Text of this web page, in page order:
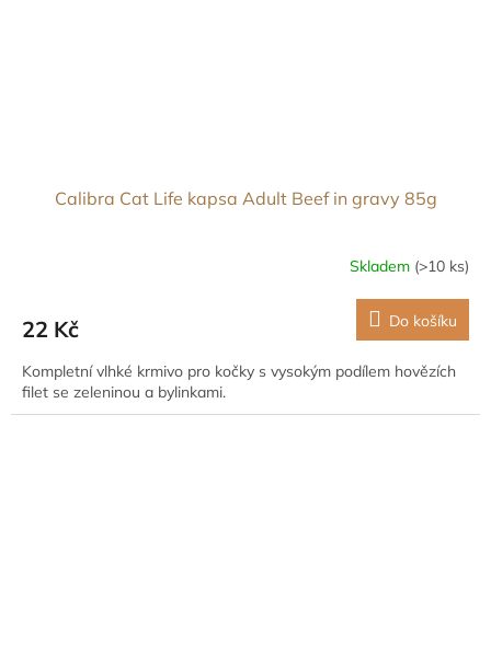
Calibra Cat Life kapsa Adult Beef in gravy 85g
Skladem (>10 ks)
22 Kč Do košíku
Kompletní vlhké krmivo pro kočky s vysokým podílem hovězích
filet se zeleninou a bylinkami.